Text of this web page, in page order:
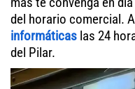
del horario comercial.
informáticas las 24
del Pilar.